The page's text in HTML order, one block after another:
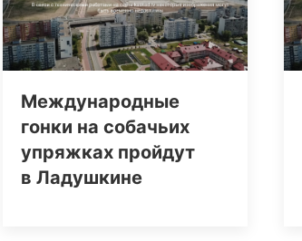
Международные
гонки на собачьих
упряжках пройдут
в Ладушкине